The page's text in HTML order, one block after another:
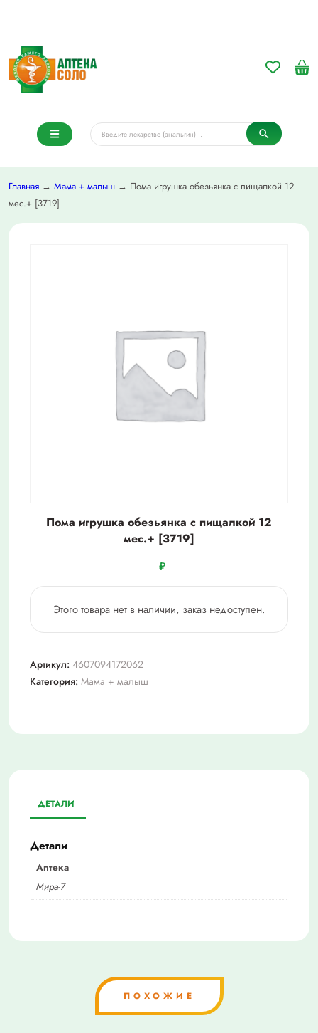
Главная → Мама + малыш → Пома игрушка обезьянка с пищалкой 12
мес.+ [3719]
Пома игрушка обезьянка с пищалкой 12
мес.+ [3719]
₽
Этого товара нет в наличии, заказ недоступен.
Артикул: 4607094172062
Категория: Мама + малыш
ДЕТАЛИ
Детали
Аптека
Мира-7
ПОХОЖИЕ